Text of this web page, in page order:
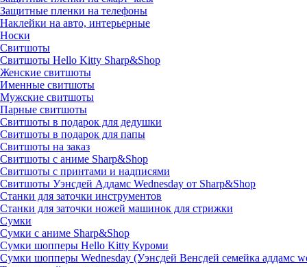
Защитные пленки на телефоны
Наклейки на авто, интерьерные
Носки
Свитшоты
Cвитшоты Hello Kitty Sharp&Shop
Женские свитшоты
Именные свитшоты
Мужские свитшоты
Парные свитшоты
Свитшоты в подарок для дедушки
Свитшоты в подарок для папы
Свитшоты на заказ
Свитшоты с аниме Sharp&Shop
Свитшоты с принтами и надписями
Свитшоты Уэнсдей Аддамс Wednesday от Sharp&Shop
Станки для заточки инструментов
Станки для заточки ножей машинок для стрижки
Сумки
Сумки с аниме Sharp&Shop
Сумки шопперы Hello Kitty Куроми
Сумки шопперы Wednesday (Уэнсдей Венсдей семейка аддамс